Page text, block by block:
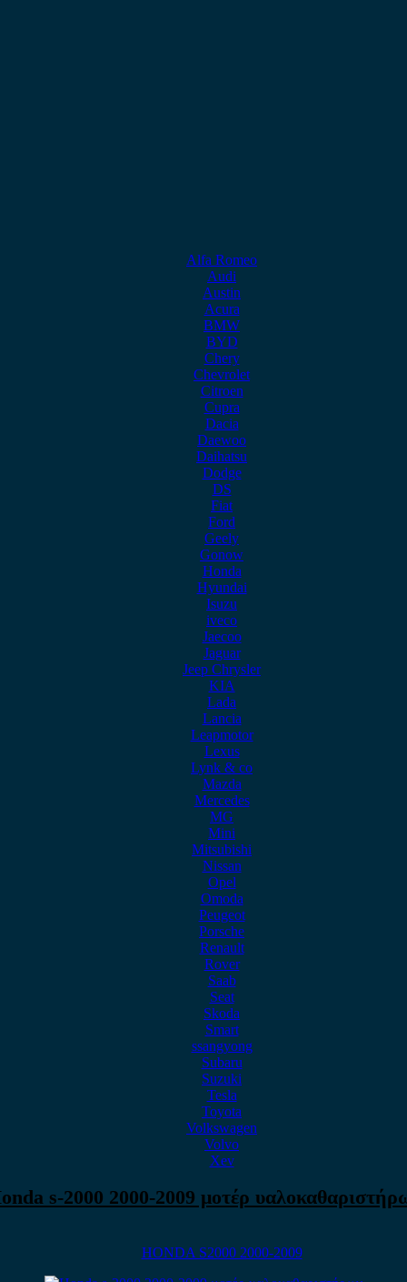
Alfa Romeo
Audi
Austin
Acura
BMW
BYD
Chery
Chevrolet
Citroen
Cupra
Dacia
Daewoo
Daihatsu
Dodge
DS
Fiat
Ford
Geely
Gonow
Honda
Hyundai
Isuzu
iveco
Jaecoo
Jaguar
Jeep Chrysler
KIA
Lada
Lancia
Leapmotor
Lexus
Lynk & co
Mazda
Mercedes
MG
Mini
Mitsubishi
Nissan
Opel
Omoda
Peugeot
Porsche
Renault
Rover
Saab
Seat
Skoda
Smart
ssangyong
Subaru
Suzuki
Tesla
Toyota
Volkswagen
Volvo
Xev
s-2000 2000-2009 μοτέρ
HONDA S2000 2000-2009